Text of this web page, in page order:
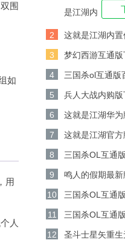
围
如
用
人
2
这就是江湖内
湖作弊版
3
梦幻西游互通
v1.567.0安卓版
4
三国杀ol互通版
百度游戏v3.9.0
5
兵人大战内购
金币钻石版下载
6
这就是江湖华
机游戏v14.3.0
7
这就是江湖官
戏v14.3.0安卓
8
三国杀OL互通
版360客户端
9
鸣人的假期最
v1.23安卓版下
10
三国杀OL互通
通版oppo手机
11
三国杀OL互通
版华为游戏
12
圣斗士星矢重